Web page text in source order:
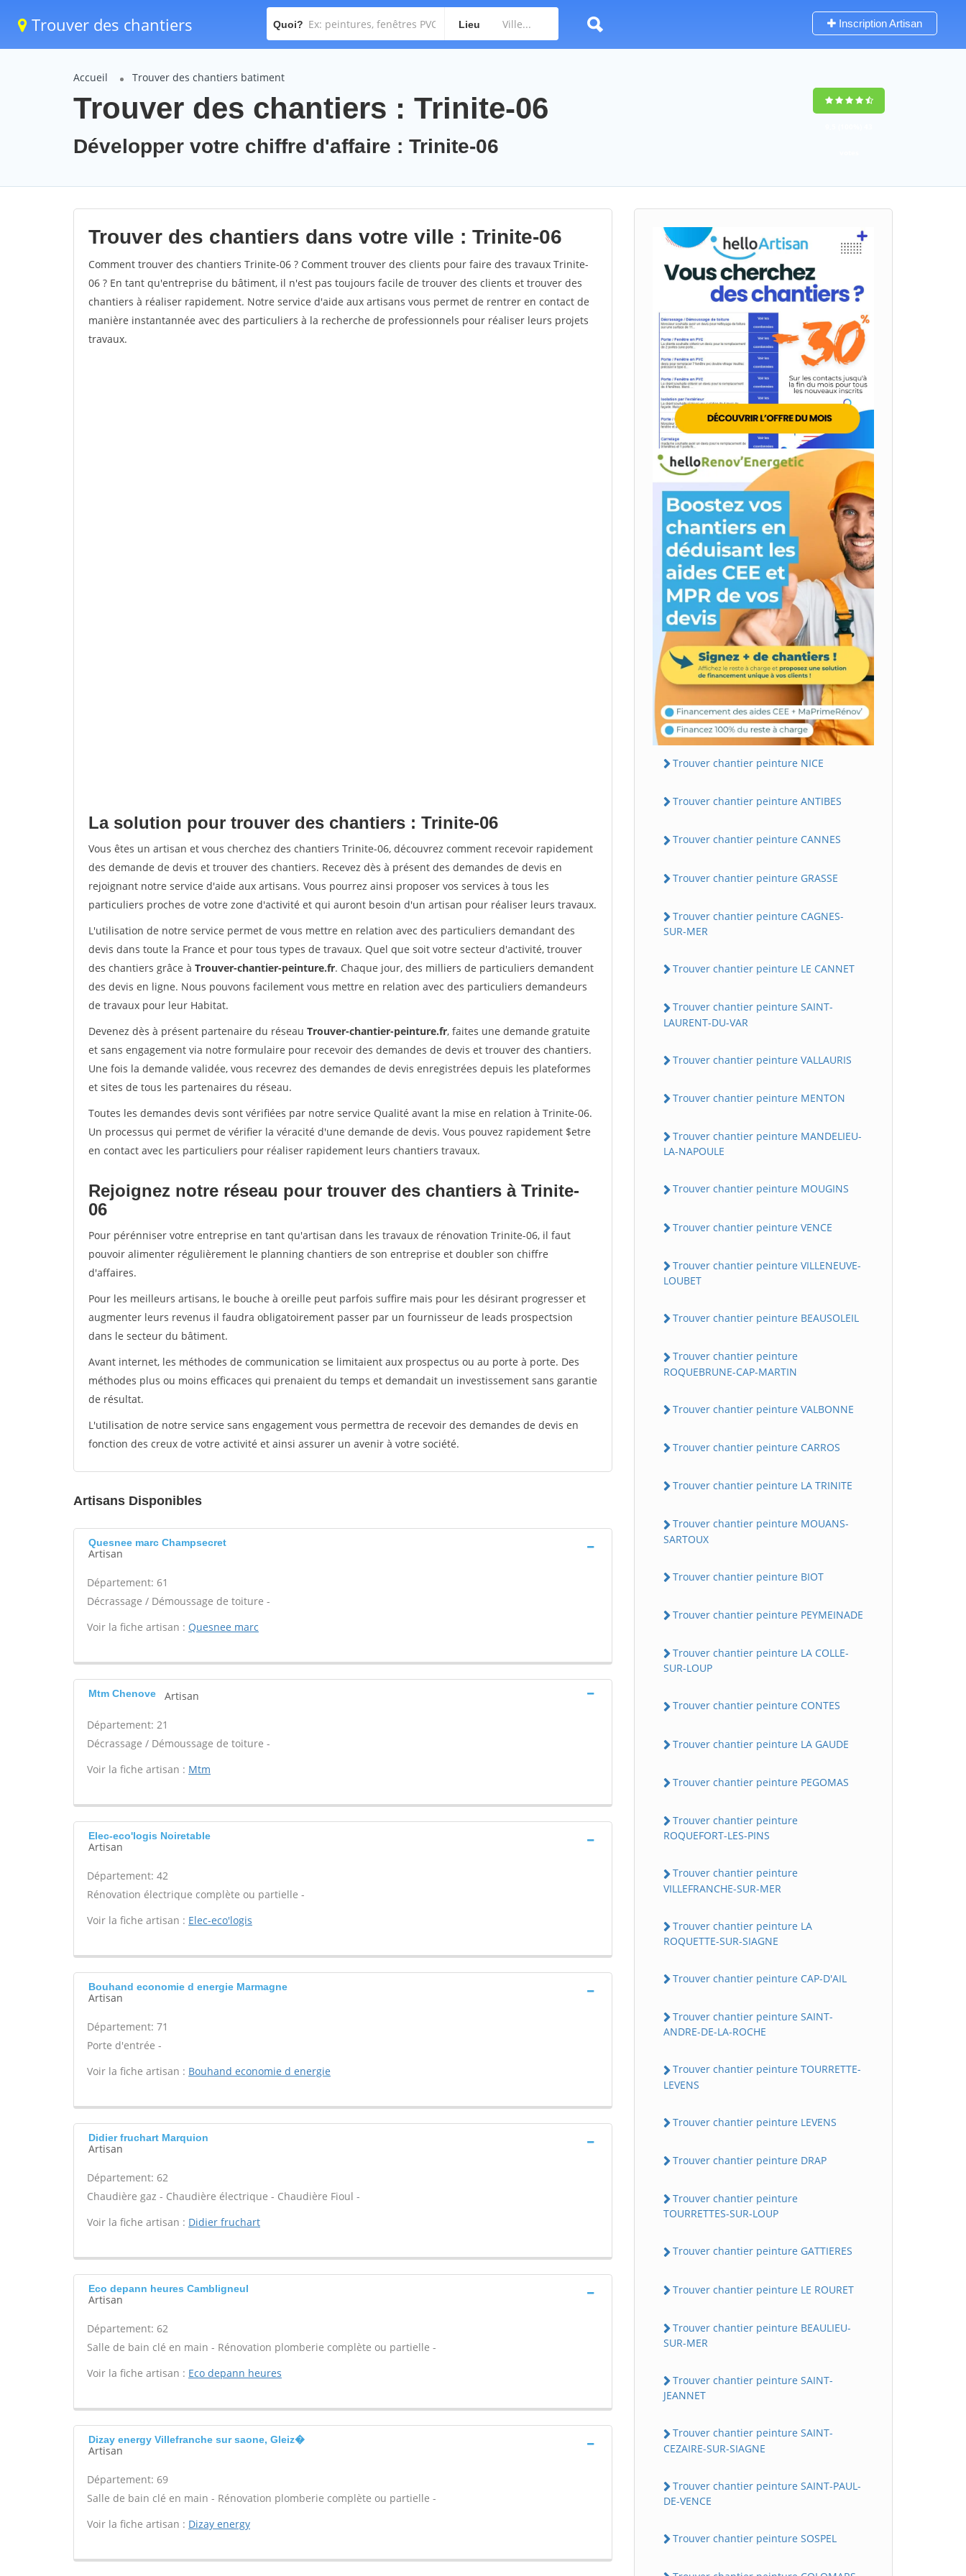
Trouver des chantiers Quoi? Lieu Inscription Artisan
Accueil Trouver des chantiers batiment
Trouver des chantiers : Trinite-06
Développer votre chiffre d'affaire : Trinite-06
Trouver des chantiers dans votre ville : Trinite-06
Comment trouver des chantiers Trinite-06 ? Comment trouver des clients pour faire des travaux Trinite-
06 ? En tant qu'entreprise du bâtiment, il n'est pas toujours facile de trouver des clients et trouver des
chantiers à réaliser rapidement. Notre service d'aide aux artisans vous permet de rentrer en contact de
manière instantannée avec des particuliers à la recherche de professionnels pour réaliser leurs projets
travaux.
La solution pour trouver des chantiers : Trinite-06
Vous êtes un artisan et vous cherchez des chantiers Trinite-06, découvrez comment recevoir rapidement
des demande de devis et trouver des chantiers. Recevez dès à présent des demandes de devis en
rejoignant notre service d'aide aux artisans. Vous pourrez ainsi proposer vos services à tous les
particuliers proches de votre zone d'activité et qui auront besoin d'un artisan pour réaliser leurs travaux.
L'utilisation de notre service permet de vous mettre en relation avec des particuliers demandant des
devis dans toute la France et pour tous types de travaux. Quel que soit votre secteur d'activité, trouver
des chantiers grâce à Trouver-chantier-peinture.fr. Chaque jour, des milliers de particuliers demandent
des devis en ligne. Nous pouvons facilement vous mettre en relation avec des particuliers demandeurs
de travaux pour leur Habitat.
Devenez dès à présent partenaire du réseau Trouver-chantier-peinture.fr, faites une demande gratuite
et sans engagement via notre formulaire pour recevoir des demandes de devis et trouver des chantiers.
Une fois la demande validée, vous recevrez des demandes de devis enregistrées depuis les plateformes
et sites de tous les partenaires du réseau.
Toutes les demandes devis sont vérifiées par notre service Qualité avant la mise en relation à Trinite-06.
Un processus qui permet de vérifier la véracité d'une demande de devis. Vous pouvez rapidement $etre
en contact avec les particuliers pour réaliser rapidement leurs chantiers travaux.
Rejoignez notre réseau pour trouver des chantiers à Trinite-
06
Pour pérénniser votre entreprise en tant qu'artisan dans les travaux de rénovation Trinite-06, il faut
pouvoir alimenter régulièrement le planning chantiers de son entreprise et doubler son chiffre
d'affaires.
Pour les meilleurs artisans, le bouche à oreille peut parfois suffire mais pour les désirant progresser et
augmenter leurs revenus il faudra obligatoirement passer par un fournisseur de leads prospectsion
dans le secteur du bâtiment.
Avant internet, les méthodes de communication se limitaient aux prospectus ou au porte à porte. Des
méthodes plus ou moins efficaces qui prenaient du temps et demandait un investissement sans garantie
de résultat.
L'utilisation de notre service sans engagement vous permettra de recevoir des demandes de devis en
fonction des creux de votre activité et ainsi assurer un avenir à votre société.
Artisans Disponibles
Quesnee marc Champsecret
Artisan
Département: 61
Décrassage / Démoussage de toiture -
Voir la fiche artisan : Quesnee marc
Mtm Chenove Artisan
Département: 21
Décrassage / Démoussage de toiture -
Voir la fiche artisan : Mtm
Elec-eco'logis Noiretable
Artisan
Département: 42
Rénovation électrique complète ou partielle -
Voir la fiche artisan : Elec-eco'logis
Bouhand economie d energie Marmagne
Artisan
Département: 71
Porte d'entrée -
Voir la fiche artisan : Bouhand economie d energie
Didier fruchart Marquion
Artisan
Département: 62
Chaudière gaz - Chaudière électrique - Chaudière Fioul -
Voir la fiche artisan : Didier fruchart
Eco depann heures Cambligneul
Artisan
Département: 62
Salle de bain clé en main - Rénovation plomberie complète ou partielle -
Voir la fiche artisan : Eco depann heures
Dizay energy Villefranche sur saone, Gleiz�
Artisan
Département: 69
Salle de bain clé en main - Rénovation plomberie complète ou partielle -
Voir la fiche artisan : Dizay energy
Trouver chantier peinture NICE
Trouver chantier peinture ANTIBES
Trouver chantier peinture CANNES
Trouver chantier peinture GRASSE
Trouver chantier peinture CAGNES-
SUR-MER
Trouver chantier peinture LE CANNET
Trouver chantier peinture SAINT-
LAURENT-DU-VAR
Trouver chantier peinture VALLAURIS
Trouver chantier peinture MENTON
Trouver chantier peinture MANDELIEU-
LA-NAPOULE
Trouver chantier peinture MOUGINS
Trouver chantier peinture VENCE
Trouver chantier peinture VILLENEUVE-
LOUBET
Trouver chantier peinture BEAUSOLEIL
Trouver chantier peinture
ROQUEBRUNE-CAP-MARTIN
Trouver chantier peinture VALBONNE
Trouver chantier peinture CARROS
Trouver chantier peinture LA TRINITE
Trouver chantier peinture MOUANS-
SARTOUX
Trouver chantier peinture BIOT
Trouver chantier peinture PEYMEINADE
Trouver chantier peinture LA COLLE-
SUR-LOUP
Trouver chantier peinture CONTES
Trouver chantier peinture LA GAUDE
Trouver chantier peinture PEGOMAS
Trouver chantier peinture
ROQUEFORT-LES-PINS
Trouver chantier peinture
VILLEFRANCHE-SUR-MER
Trouver chantier peinture LA
ROQUETTE-SUR-SIAGNE
Trouver chantier peinture CAP-D'AIL
Trouver chantier peinture SAINT-
ANDRE-DE-LA-ROCHE
Trouver chantier peinture TOURRETTE-
LEVENS
Trouver chantier peinture LEVENS
Trouver chantier peinture DRAP
Trouver chantier peinture
TOURRETTES-SUR-LOUP
Trouver chantier peinture GATTIERES
Trouver chantier peinture LE ROURET
Trouver chantier peinture BEAULIEU-
SUR-MER
Trouver chantier peinture SAINT-
JEANNET
Trouver chantier peinture SAINT-
CEZAIRE-SUR-SIAGNE
Trouver chantier peinture SAINT-PAUL-
DE-VENCE
Trouver chantier peinture SOSPEL